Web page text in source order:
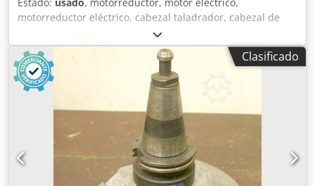
Estado: usado, motorreductor, motor eléctrico,
motorreductor eléctrico, cabezal taladrador, cabezal de
husillo, cabezal taladrador, cabezal ranurador, cabezal
ranurador, cabezal taladrador de husillo, cabezal
taladrador, herramienta de husillo, dispositivo de
torneado, dispositivo de torneado de recipientes -Cabezal
de husillo: 7,4 rpm -Caja de cambios: Tipo Z 8 i = 386
Dodpfx Alstz Huzegowa -Motor: Groschopp MDM 100.70
0.25 kW -Eje: Ø 18 mm -Dimensiones: 510/185/H240 mm -
Peso: 12,3 kg
Clasificado